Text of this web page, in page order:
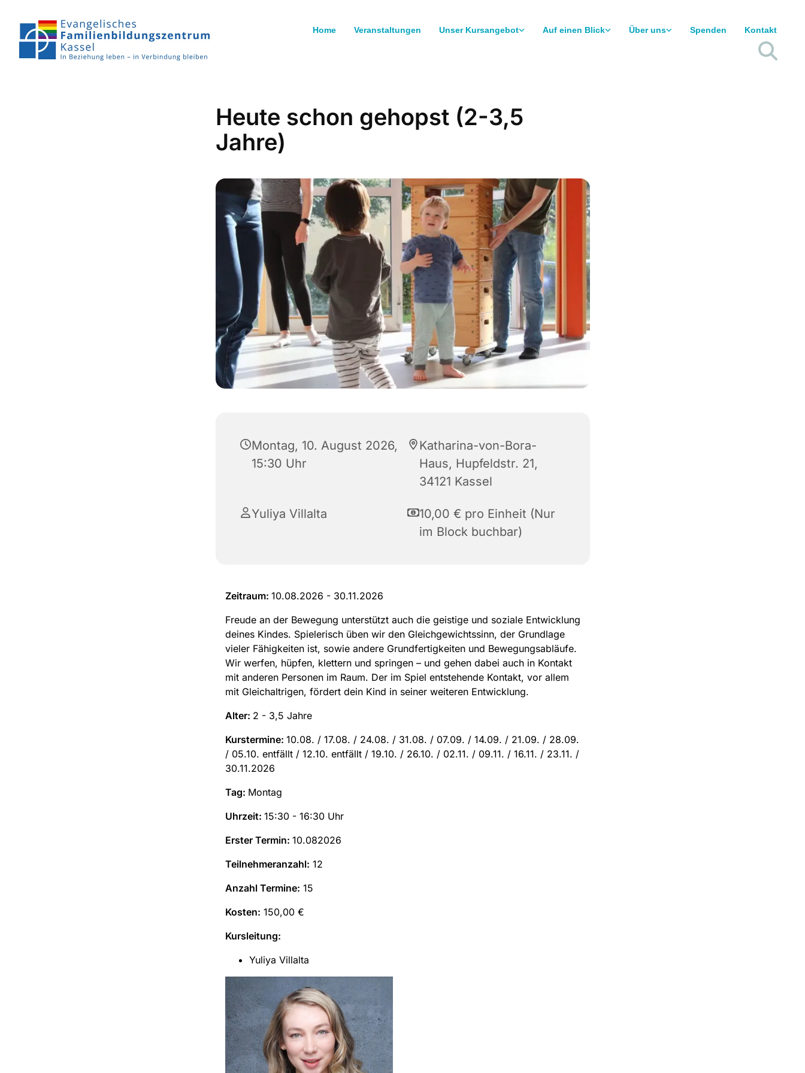
Home Veranstaltungen Unser Kursangebot Auf einen Blick Über uns Spenden Kontakt
Heute schon gehopst (2-3,5
Jahre)
Montag, 10. August 2026,
15:30 Uhr
Katharina-von-Bora-
Haus, Hupfeldstr. 21,
34121 Kassel
Yuliya Villalta
10,00 € pro Einheit (Nur
im Block buchbar)
Zeitraum: 10.08.2026 - 30.11.2026
Freude an der Bewegung unterstützt auch die geistige und soziale Entwicklung
deines Kindes. Spielerisch üben wir den Gleichgewichtssinn, der Grundlage
vieler Fähigkeiten ist, sowie andere Grundfertigkeiten und Bewegungsabläufe.
Wir werfen, hüpfen, klettern und springen – und gehen dabei auch in Kontakt
mit anderen Personen im Raum. Der im Spiel entstehende Kontakt, vor allem
mit Gleichaltrigen, fördert dein Kind in seiner weiteren Entwicklung.
Alter: 2 - 3,5 Jahre
Kurstermine: 10.08. / 17.08. / 24.08. / 31.08. / 07.09. / 14.09. / 21.09. / 28.09.
/ 05.10. entfällt / 12.10. entfällt / 19.10. / 26.10. / 02.11. / 09.11. / 16.11. / 23.11. /
30.11.2026
Tag: Montag
Uhrzeit: 15:30 - 16:30 Uhr
Erster Termin: 10.082026
Teilnehmeranzahl: 12
Anzahl Termine: 15
Kosten: 150,00 €
Kursleitung:
Yuliya Villalta